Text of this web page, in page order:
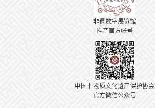
非遗数字展览馆
抖音官方帐号
中国非物质文化遗产保护协会
官方微信公众号